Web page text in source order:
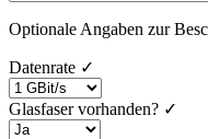
Optionale Angaben zur
Datenrate ✓
Glasfaser vorhanden? ✓